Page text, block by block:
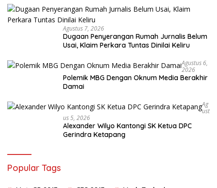
Agustus 7, 2026
Dugaan Penyerangan Rumah Jurnalis Belum
Usai, Klaim Perkara Tuntas Dinilai Keliru
Agustus 6,
2026
Polemik MBG Dengan Oknum Media Berakhir
Damai
Ag
Ust
Us 5, 2026
Alexander Wilyo Kantongi SK Ketua DPC
Gerindra Ketapang
Popular Tags